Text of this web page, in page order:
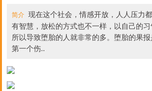
简介 现在这个社会，情感开放，人人压力
有智慧，放松的方式也不一样，以自己的习
所以导致堕胎的人就非常的多。堕胎的果报
第一个伤..